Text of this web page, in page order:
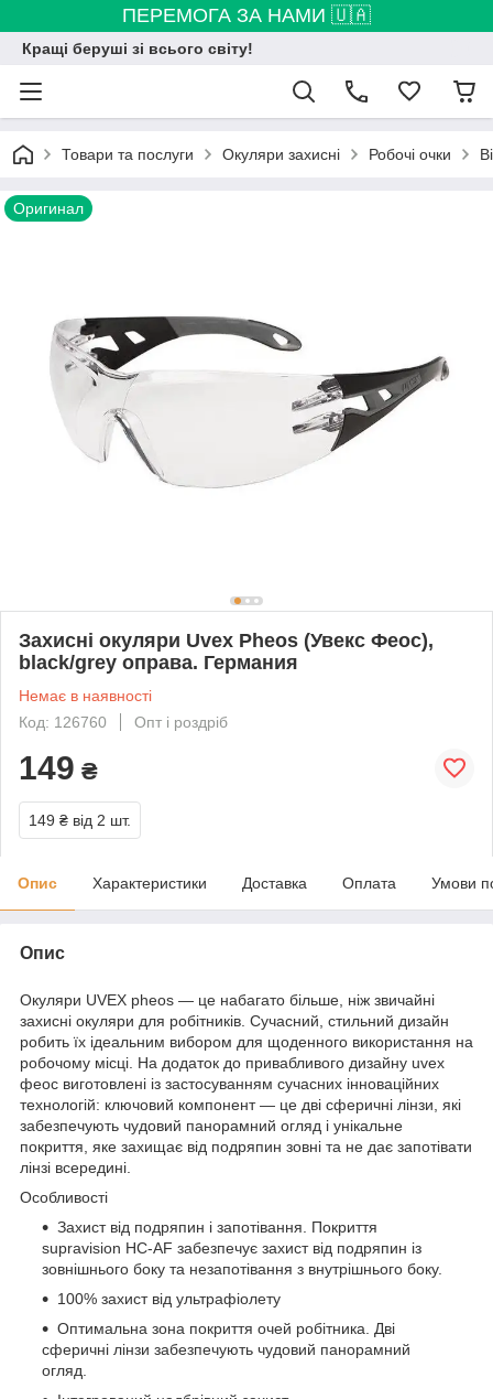
ПЕРЕМОГА ЗА НАМИ 🇺🇦
Кращі беруші зі всього світу!
Товари та послуги Окуляри захисні Робочі очки
Оригинал
Захисні окуляри Uvex Pheos (Увекс Феос),
black/grey оправа. Германия
Немає в наявності
Код: 126760
Опт і роздріб
149 ₴
149 ₴ від 2 шт.
Опис Характеристики Доставка Оплата Умови
Опис
Окуляри UVEX pheos — це набагато більше, ніж звичайні
захисні окуляри для робітників. Сучасний, стильний дизайн
робить їх ідеальним вибором для щоденного використання на
робочому місці. На додаток до привабливого дизайну uvex
феос виготовлені із застосуванням сучасних інноваційних
технологій: ключовий компонент — це дві сферичні лінзи, які
забезпечують чудовий панорамний огляд і унікальне
покриття, яке захищає від подряпин зовні та не дає запотівати
лінзі всередині.
Особливості
Захист від подряпин і запотівання. Покриття
supravision HC-AF забезпечує захист від подряпин із
зовнішнього боку та незапотівання з внутрішнього боку.
100% захист від ультрафіолету
Оптимальна зона покриття очей робітника. Дві
сферичні лінзи забезпечують чудовий панорамний
огляд.